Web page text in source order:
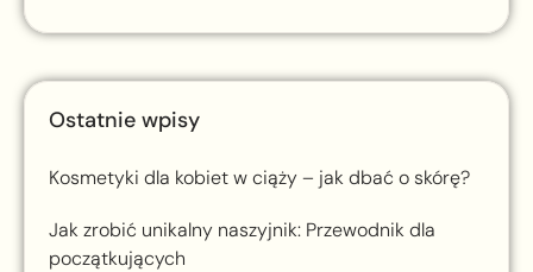
Ostatnie wpisy
Kosmetyki dla kobiet w ciąży – jak dbać o skórę?
Jak zrobić unikalny naszyjnik: Przewodnik dla
początkujących